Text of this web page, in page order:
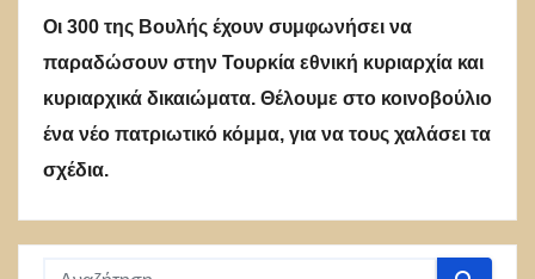
Οι 300 της Βουλής έχουν συμφωνήσει να
παραδώσουν στην Τουρκία εθνική κυριαρχία και
κυριαρχικά δικαιώματα. Θέλουμε στο κοινοβούλιο
ένα νέο πατριωτικό κόμμα, για να τους χαλάσει τα
σχέδια.